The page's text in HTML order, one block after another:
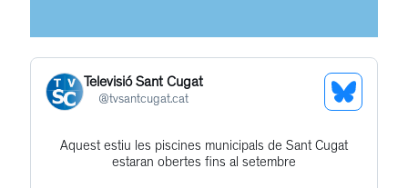
Televisió Sant Cugat
@tvsantcugat.cat
See
Profile
Get
Aquest estiu les piscines municipals de Sant Cugat
estaran obertes fins al setembre